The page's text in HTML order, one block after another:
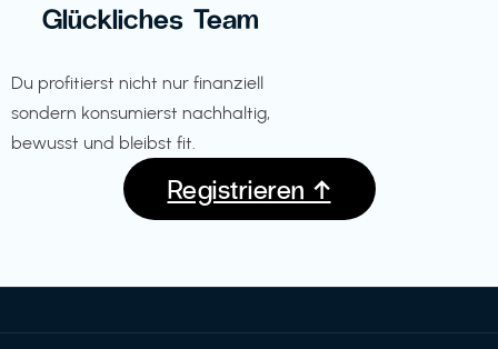
Glückliches Team
Du profitierst nicht nur finanziell
sondern konsumierst nachhaltig,
bewusst und bleibst fit.
Registrieren ↑